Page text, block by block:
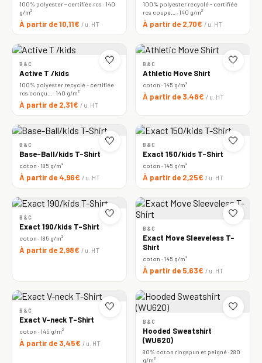
100% polyester - certifiée rcs · 140
g/m²
À partir de 10,11€ / u. HT
100% polyester recyclé - certifiée
rcs coupe… · 140 g/m²
À partir de 2,70€ / u. HT
🤍
B&C
Active T /kids
100% polyester recyclé - certifiée
rcs conçu… · 140 g/m²
À partir de 2,31€ / u. HT
🤍
B&C
Athletic Move Shirt
coton · 145 g/m²
À partir de 3,48€ / u. HT
🤍
B&C
Base-Ball/kids T-Shirt
coton · 185 g/m²
À partir de 4,96€ / u. HT
🤍
B&C
Exact 150/kids T-Shirt
coton · 145 g/m²
À partir de 2,25€ / u. HT
🤍
B&C
Exact 190/kids T-Shirt
coton · 185 g/m²
À partir de 2,98€ / u. HT
🤍
B&C
Exact Move Sleeveless T-
Shirt
coton · 145 g/m²
À partir de 5,63€ / u. HT
🤍
B&C
Exact V-neck T-Shirt
coton · 145 g/m²
À partir de 3,45€ / u. HT
🤍
B&C
Hooded Sweatshirt
(WU620)
80% coton ringspun et peigné · 280
g/m²